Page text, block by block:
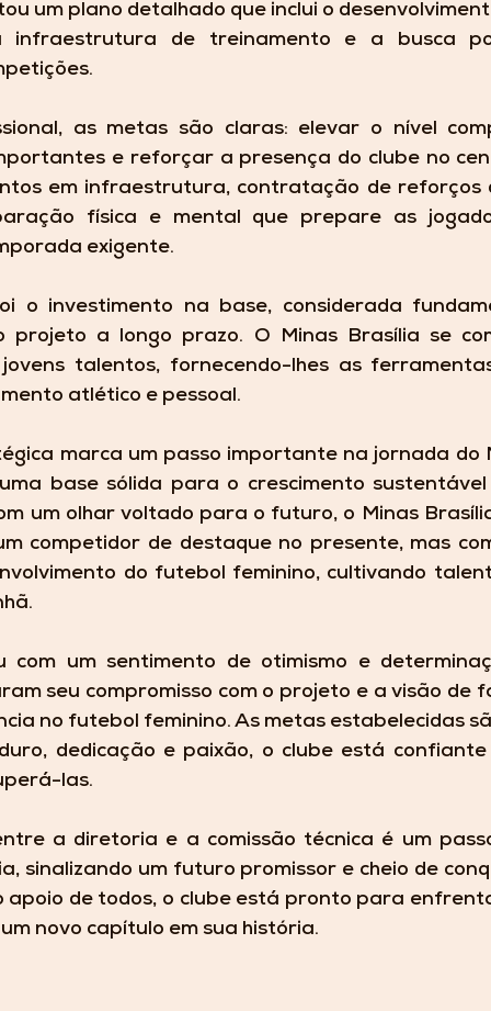
um plano detalhado que inclui o
infraestrutura de treinamento e a busca
as metas são claras: elevar o nível
e reforçar a presença do clube no
em infraestrutura, contratação de reforços
física e mental que prepare as
exigente.
o investimento na base, considerada
projeto a longo prazo. O Minas Brasília se
talentos, fornecendo-lhes as
atlético e pessoal.
marca um passo importante na jornada do
base sólida para o crescimento
um olhar voltado para o futuro, o Minas
competidor de destaque no presente, mas
do futebol feminino, cultivando
com um sentimento de otimismo e
seu compromisso com o projeto e a visão de
no futebol feminino. As metas estabelecidas
dedicação e paixão, o clube está
las.
a diretoria e a comissão técnica é um
sinalizando um futuro promissor e cheio de
de todos, o clube está pronto para
novo capítulo em sua história.